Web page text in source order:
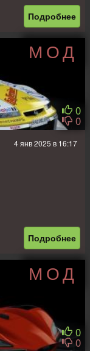
Подробнее
МОД
0
0
4 янв 2025 в 16:17
Подробнее
МОД
0
0